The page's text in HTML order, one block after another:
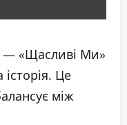
— «Щасливі Ми»
Це
між